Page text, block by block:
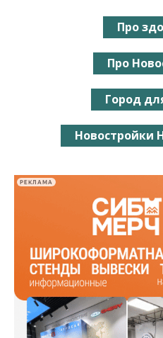
Про
Про
Город
Новостройки
РЕКЛАМА